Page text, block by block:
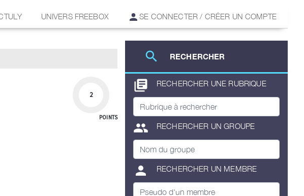
UNIVERS FREEBOX SE CONNECTER / CRÉER UN COMPTE
search RECHERCHER
library_books RECHERCHER UNE RUBRIQUE
group RECHERCHER UN GROUPE
person RECHERCHER UN MEMBRE
2
POINTS